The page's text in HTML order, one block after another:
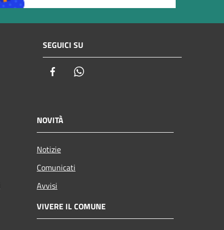
SEGUICI SU
Facebook
NOVITÀ
Notizie
Comunicati
Avvisi
VIVERE IL COMUNE